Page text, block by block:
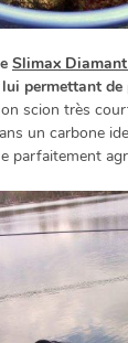
Slimax
permettant de
scion très
un carbone
parfaitement